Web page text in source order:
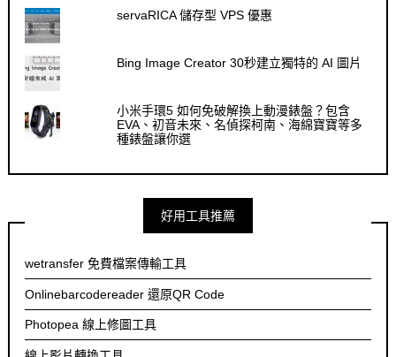
servaRICA 儲存型 VPS 優惠
Bing Image Creator 30秒建立獨特的 AI 圖片
小米手環5 如何免破解換上動漫錶盤？包含
EVA、初音未來、名偵探柯南、海綿寶寶等多
種錶盤讓你選
好用工具推薦
wetransfer 免費檔案傳輸工具
Onlinebarcodereader 還原QR Code
Photopea 線上修圖工具